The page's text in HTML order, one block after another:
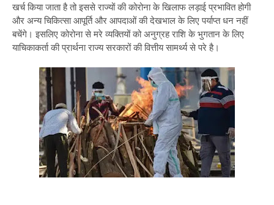
खर्च किया जाता है तो इससे राज्यों की कोरोना के खिलाफ लड़ाई प्रभावित होगी
और अन्य चिकित्सा आपूर्ति और आपदाओं की देखभाल के लिए पर्याप्त धन नहीं
बचेंगे। इसलिए कोरोना से मरे व्यक्तियों को अनुग्रह राशि के भुगतान के लिए
याचिकाकर्ता की प्रार्थना राज्य सरकारों की वित्तीय सामर्थ्य से परे है।